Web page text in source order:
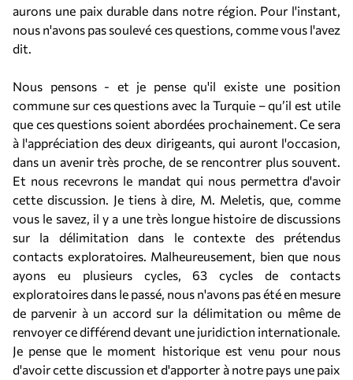
aurons une paix durable dans notre région. Pour l'instant,
nous n'avons pas soulevé ces questions, comme vous l'avez
dit.
Nous pensons - et je pense qu'il existe une position
commune sur ces questions avec la Turquie – qu’il est utile
que ces questions soient abordées prochainement. Ce sera
à l'appréciation des deux dirigeants, qui auront l'occasion,
dans un avenir très proche, de se rencontrer plus souvent.
Et nous recevrons le mandat qui nous permettra d'avoir
cette discussion. Je tiens à dire, M. Meletis, que, comme
vous le savez, il y a une très longue histoire de discussions
sur la délimitation dans le contexte des prétendus
contacts exploratoires. Malheureusement, bien que nous
ayons eu plusieurs cycles, 63 cycles de contacts
exploratoires dans le passé, nous n'avons pas été en mesure
de parvenir à un accord sur la délimitation ou même de
renvoyer ce différend devant une juridiction internationale.
Je pense que le moment historique est venu pour nous
d'avoir cette discussion et d'apporter à notre pays une paix